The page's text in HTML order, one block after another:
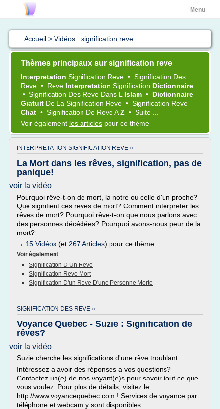
Menu
Accueil > Vidéos : signification reve
Thèmes principaux sur signification reve
Interpretation Signification Reve • Signification Des
Reve • Reve Interpretation Signification Dictionnaire
• Signification Des Reve Dans L Islam • Dictionnaire
Gratuit De La Signification Reve • Signification Reve
Chat • Signification De ReveAZ • Suite ...
Voir également les articles pour ce thème
INTERPRETATION SIGNIFICATION REVE »
La Mort dans les rêves, signification, pas de
panique!
voir la vidéo
Pourquoi rêve-t-on de mort, la notre ou celle d'un proche?
Que signifient ces rêves de mort? Comment interpréter les
rêves de mort? Pourquoi rêve-t-on que nous parlons avec
des personnes décédées? Pourquoi avons-nous peur de la
mort?
→ 15 Vidéos (et 267 Articles) pour ce thème
Voir également :
Signification D Un Reve
Signification Reve Mort
Signification D'un Reve D'une Personne Morte
SIGNIFICATION DES REVE »
Voyance Quebec - Suzie : Signification de
rêves?
voir la vidéo
Suzie cherche les significations d'une rêve troublant.
Intéressez a avoir des réponses a vos questions?
Contactez un(e) de nos voyant(e)s pour savoir tout ce que
vous voulez. Pour plus de détails, visitez le
http://www.voyancequebec.com ! Services de voyance par
téléphone et webcam y sont disponibles.